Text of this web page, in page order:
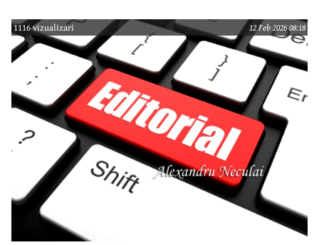
Administrația Națională "Apele Române"
1116 vizualizari 12 Feb 2026 08:18